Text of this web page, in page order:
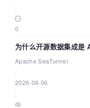
0
为什么开源数据集成是
Apache SeaTunnel
2026-08-06